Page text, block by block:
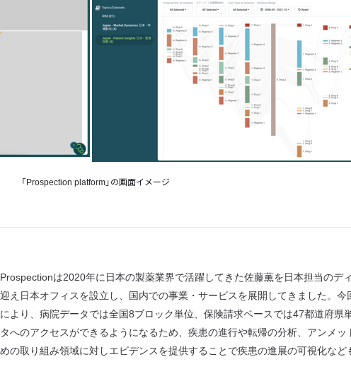
「Prospection platform」の画面イメージ
は2020年に日本の製薬業界で活躍してきた佐藤薫を日本担当のデ
え日本オフィスを設立し、国内での事業・サービスを展開してきました。今
より、病院データでは全国8ブロック単位、保険請求ベースでは47都道府県
へのアクセスができるようになるため、疾患の進行や転帰の分析、アンメッ
の取り組み領域に対しエビデンスを提供することで疾患の進展の可視化など